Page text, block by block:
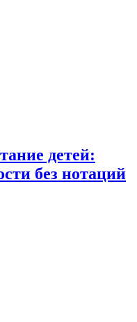
детей:
без нотаций